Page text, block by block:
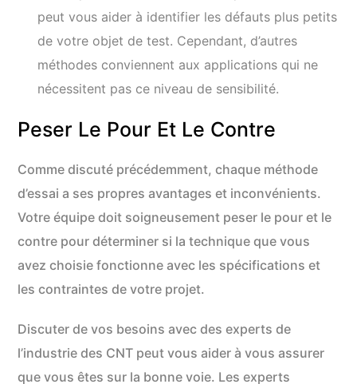
peut vous aider à identifier les défauts plus petits
de votre objet de test. Cependant, d’autres
méthodes conviennent aux applications qui ne
nécessitent pas ce niveau de sensibilité.
Peser Le Pour Et Le Contre
Comme discuté précédemment, chaque méthode
d’essai a ses propres avantages et inconvénients.
Votre équipe doit soigneusement peser le pour et le
contre pour déterminer si la technique que vous
avez choisie fonctionne avec les spécifications et
les contraintes de votre projet.
Discuter de vos besoins avec des experts de
l’industrie des CNT peut vous aider à vous assurer
que vous êtes sur la bonne voie. Les experts